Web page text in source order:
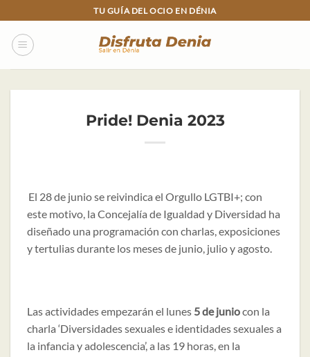
to
content
TU GUÍA DEL OCIO EN DÉNIA
Pride! Denia 2023
El 28 de junio se reivindica el Orgullo LGTBI+; con
este motivo, la Concejalía de Igualdad y Diversidad ha
diseñado una programación con charlas, exposiciones
y tertulias durante los meses de junio, julio y agosto.
Las actividades empezarán el lunes 5 de juniocon la
charla ‘Diversidades sexuales e identidades sexuales a
la infancia y adolescencia’, a las 19 horas, en la